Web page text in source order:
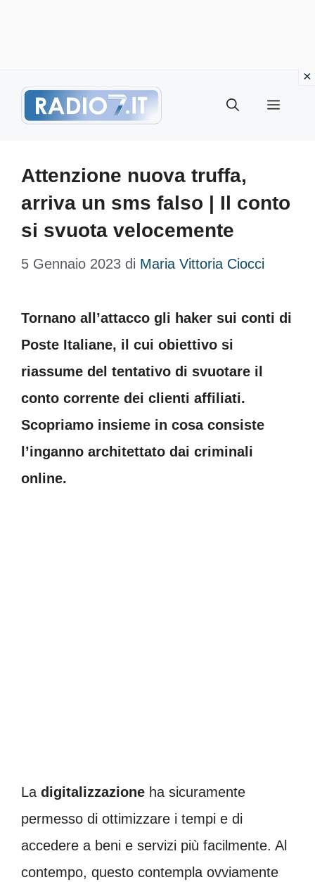
Menu
Attenzione nuova truffa,
arriva un sms falso | Il conto
si svuota velocemente
5 Gennaio 2023 di Maria Vittoria Ciocci
Tornano all’attacco gli haker sui conti di
Poste Italiane, il cui obiettivo si
riassume del tentativo di svuotare il
conto corrente dei clienti affiliati.
Scopriamo insieme in cosa consiste
l’inganno architettato dai criminali
online.
La digitalizzazione ha sicuramente
permesso di ottimizzare i tempi e di
accedere a beni e servizi più facilmente. Al
contempo, questo contempla ovviamente